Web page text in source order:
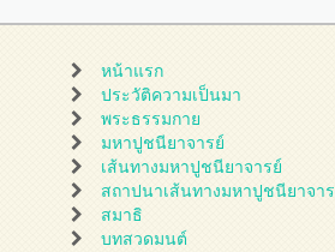
หน้าแรก
ประวัติความเป็นมา
พระธรรมกาย
มหาปูชนียาจารย์
เส้นทางมหาปูชนียาจารย์
สถาปนาเส้นทางมหาปูชนียาจา
สมาธิ
บทสวดมนต์